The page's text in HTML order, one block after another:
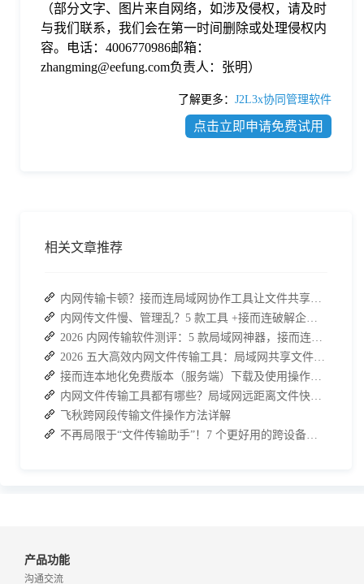
（部分文字、图片来自网络，如涉及侵权，请及时
与我们联系，我们会在第一时间删除或处理侵权内
容。电话：4006770986邮箱：
zhangming@eefung.com负责人：张明）
了解更多： J2L3x协同管理软件
点击立即申请免费试用
相关文章推荐
飞秋跨网段传输文件操作方法详解
产品功能
沟通交流